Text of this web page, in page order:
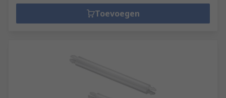
Toevoegen